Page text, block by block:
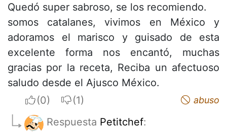
Quedó super sabroso, se los recomiendo.
somos catalanes, vivimos en México y
adoramos el marisco y guisado de esta
excelente forma nos encantó, muchas
gracias por la receta, Reciba un afectuoso
saludo desde el Ajusco México.
I apreciateI do not appreciate abuso
Respuesta Petitchef: